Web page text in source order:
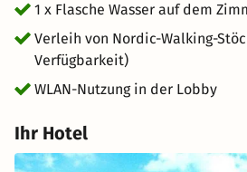
1 x Flasche Wasser auf dem
Verleih von Nordic-Walking-
Verfügbarkeit)
WLAN-Nutzung in der Lobby
Ihr Hotel